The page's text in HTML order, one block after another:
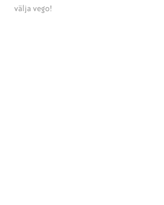
välja vego!